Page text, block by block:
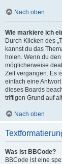
Nach oben
Wie markiere ich
Durch Klicken des
kannst du das
holen. Wenn du
möglicherweise
Zeit vergangen. Es
einfach eine
dieses Boards
triftigen Grund auf
Nach oben
Was ist BBCode?
BBCode ist eine